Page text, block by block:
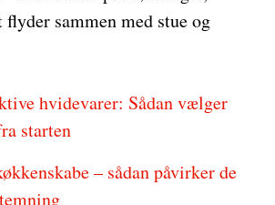
sammen med stue og
hvidevarer: Sådan vælger
starten
– sådan påvirker de